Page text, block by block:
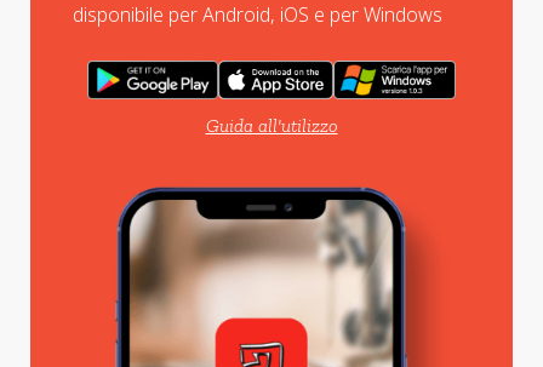
disponibile per Android, iOS e per Windows
Guida all'utilizzo